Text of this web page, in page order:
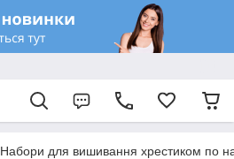
Набори для вишивання хрестиком по